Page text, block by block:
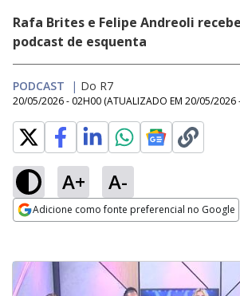
Rafa Brites e Felipe Andreoli
podcast de esquenta
PODCAST | Do R7
20/05/2026 - 02H00 (ATUALIZADO EM 20/05/2026
A+ A-
Adicione como fonte preferencial no Google